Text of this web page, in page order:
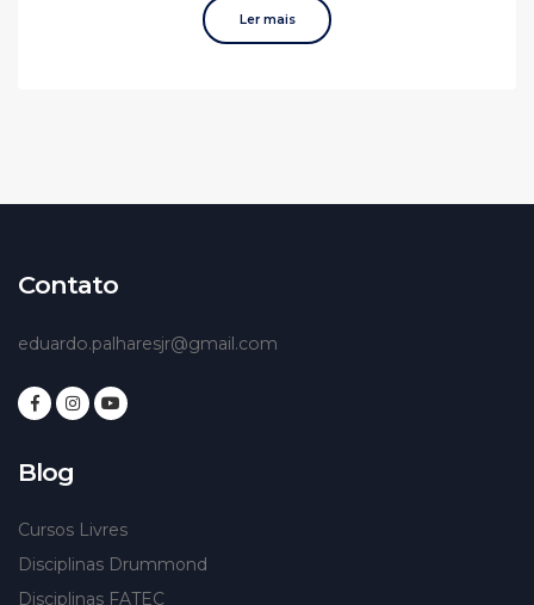
Ler mais
Contato
eduardo.palharesjr@gmail.com
Blog
Cursos Livres
Disciplinas Drummond
Disciplinas FATEC